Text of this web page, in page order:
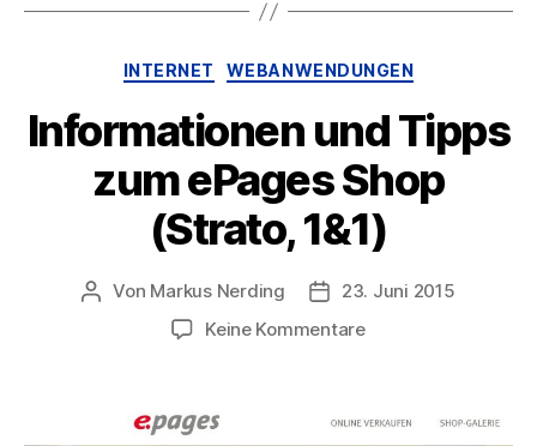
Templates
Erweiterungen“
Kategorien
INTERNET WEBANWENDUNGEN
Informationen und Tipps
zum ePages Shop
(Strato, 1&1)
Beitragsautor
Von Markus Nerding Veröffentlichungsdatum
23. Juni 2015
Keine Kommentarezu
zum